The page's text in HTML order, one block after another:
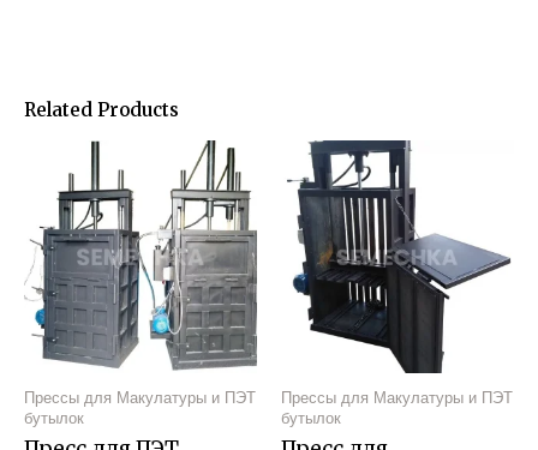
Related Products
Прессы для Макулатуры и ПЭТ
бутылок
Прессы для Макулатуры и ПЭТ
бутылок